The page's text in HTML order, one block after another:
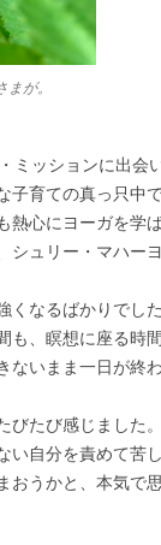
が。
ミッションに出会
育ての真っ只中で
熱心にヨーガを学
シュリー・マハー
くなるばかりでし
も、瞑想に座る時
いまま一日が終
びたび感じました
自分を責めて苦
うかと、本気で